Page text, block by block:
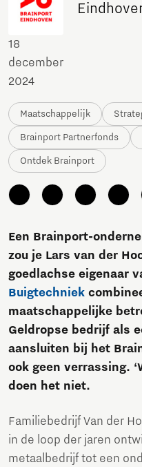
18
december
2024
Maatschappelijk
Brainport Partnerfonds
Ontdek Brainport
Een Brainport-
zou je Lars van der
goedlachse eigenaar
Buigtechniek
maatschappelijke
Geldropse bedrijf als
aansluiten bij het
ook geen verrassing.
doen het niet.
Familiebedrijf Van der
in de loop der jaren
metaalbedrijf tot een